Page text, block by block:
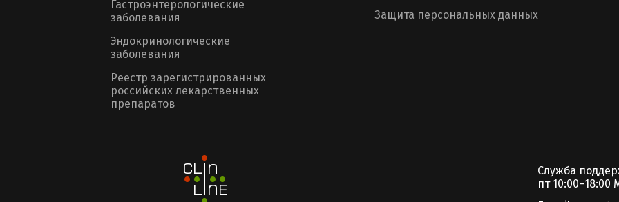
Гастроэнтерологические
заболевания
Эндокринологические
заболевания
Реестр зарегистрированных
российских лекарственных
препаратов
Защита персональных данных
Служба
пт 10:00–18:00